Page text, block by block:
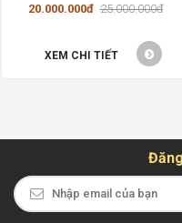
20.000.000đ 25.000.000đ
XEM CHI TIẾT